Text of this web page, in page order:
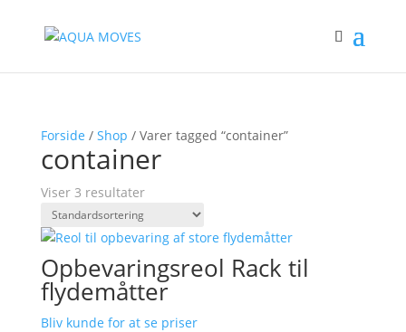
Forside / Shop / Varer tagged “container”
container
Viser 3 resultater
Opbevaringsreol Rack til
flydemåtter
Bliv kunde for at se priser